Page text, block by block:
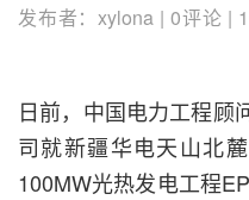
发布者：xylona | 0评论 |
日前，中国电力工程顾
司就新疆华电天山北
100MW光热发电工程